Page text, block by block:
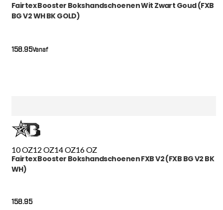
Fairtex Booster Bokshandschoenen Wit Zwart Goud (FXB
BG V2 WH BK GOLD)
Vanaf
158.95
10 OZ12 OZ14 OZ16 OZ
Fairtex Booster Bokshandschoenen FXB V2 (FXB BG V2 BK
WH)
158.95